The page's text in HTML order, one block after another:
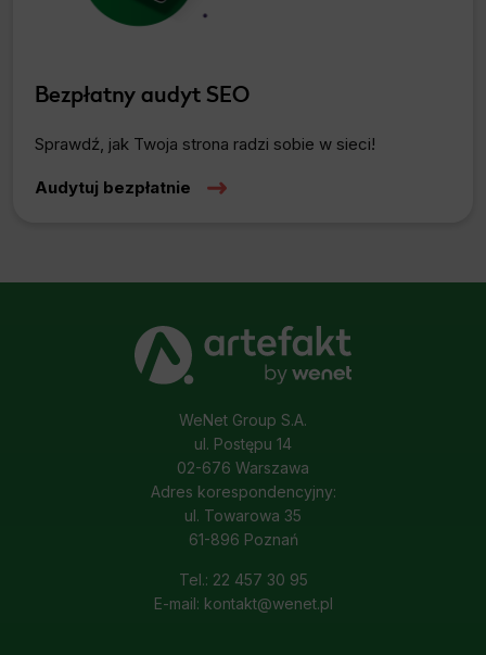
Bezpłatny audyt SEO
Sprawdź, jak Twoja strona radzi sobie w sieci!
Audytuj bezpłatnie
WeNet Group S.A.
ul. Postępu 14
02-676 Warszawa
Adres korespondencyjny:
ul. Towarowa 35
61-896 Poznań
Tel.: 22 457 30 95
E-mail: kontakt@wenet.pl